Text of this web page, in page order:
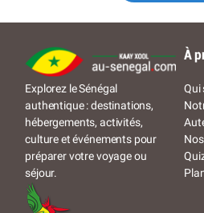
Explorez le Sénégal
authentique : destinations,
hébergements, activités,
culture et événements pour
préparer votre voyage ou
séjour.
À
Qui